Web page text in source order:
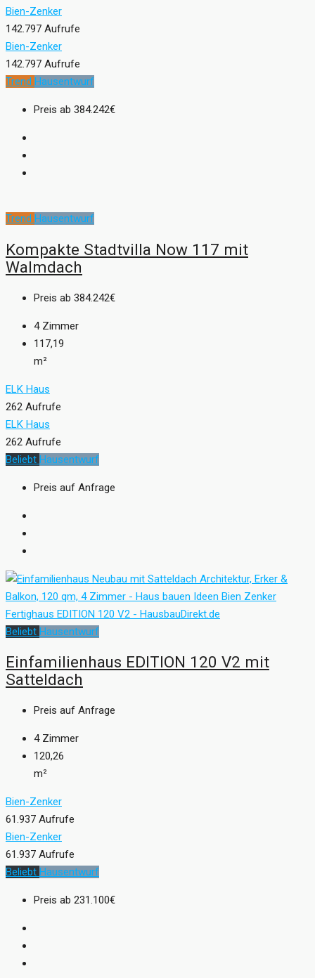
Bien-Zenker
142.797 Aufrufe
Bien-Zenker
142.797 Aufrufe
Trend Hausentwurf
Preis ab 384.242€
Trend Hausentwurf
Kompakte Stadtvilla Now 117 mit
Walmdach
Preis ab 384.242€
4 Zimmer
117,19
m²
ELK Haus
262 Aufrufe
ELK Haus
262 Aufrufe
Beliebt Hausentwurf
Preis auf Anfrage
Beliebt Hausentwurf
Einfamilienhaus EDITION 120 V2 mit
Satteldach
Preis auf Anfrage
4 Zimmer
120,26
m²
Bien-Zenker
61.937 Aufrufe
Bien-Zenker
61.937 Aufrufe
Beliebt Hausentwurf
Preis ab 231.100€